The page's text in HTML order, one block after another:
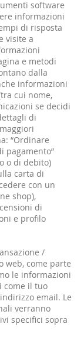
software
informazioni
di risposta
visite a
e metodi
dalla
informazioni
cui nome,
se decidi
di
“Ordinare
pagamento”
o di debito)
carta di
con un
shop),
di
e profilo
/
web, come parte
le informazioni
come il tuo
email. Le
verranno
specifici sopra